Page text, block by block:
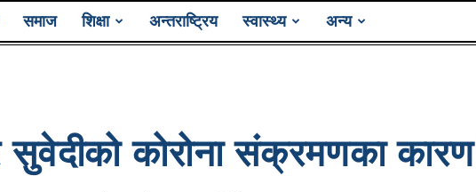
समाज शिक्षा अन्तराष्ट्रिय स्वास्थ्य अन्य
सुवेदीको कोरोना संक्रमणका